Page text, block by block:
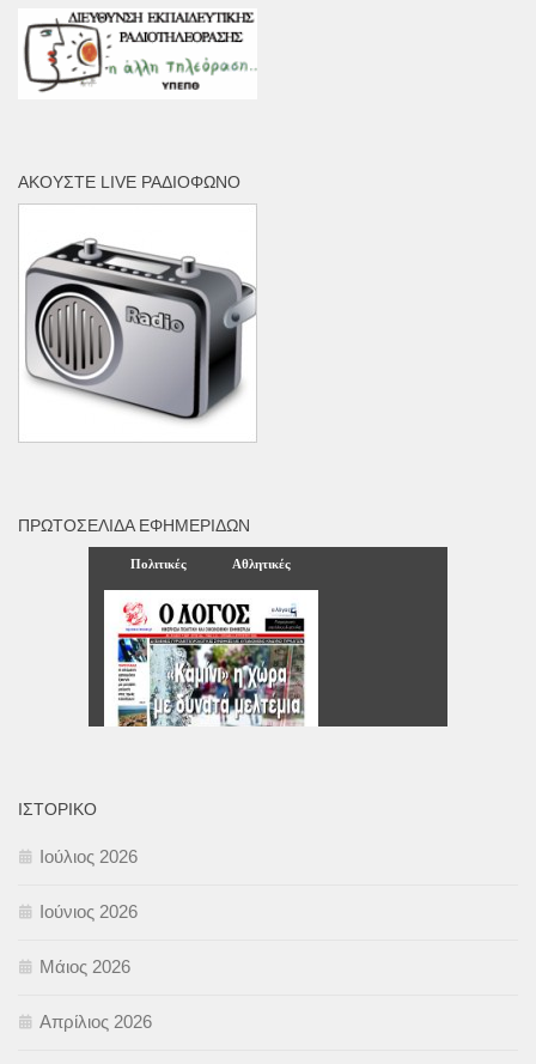
ΑΚΟΎΣΤΕ LIVE ΡΑΔΙΌΦΩΝΟ
ΠΡΩΤΟΣΈΛΙΔΑ ΕΦΗΜΕΡΊΔΩΝ
ΙΣΤΟΡΙΚΌ
Ιούλιος 2026
Ιούνιος 2026
Μάιος 2026
Απρίλιος 2026